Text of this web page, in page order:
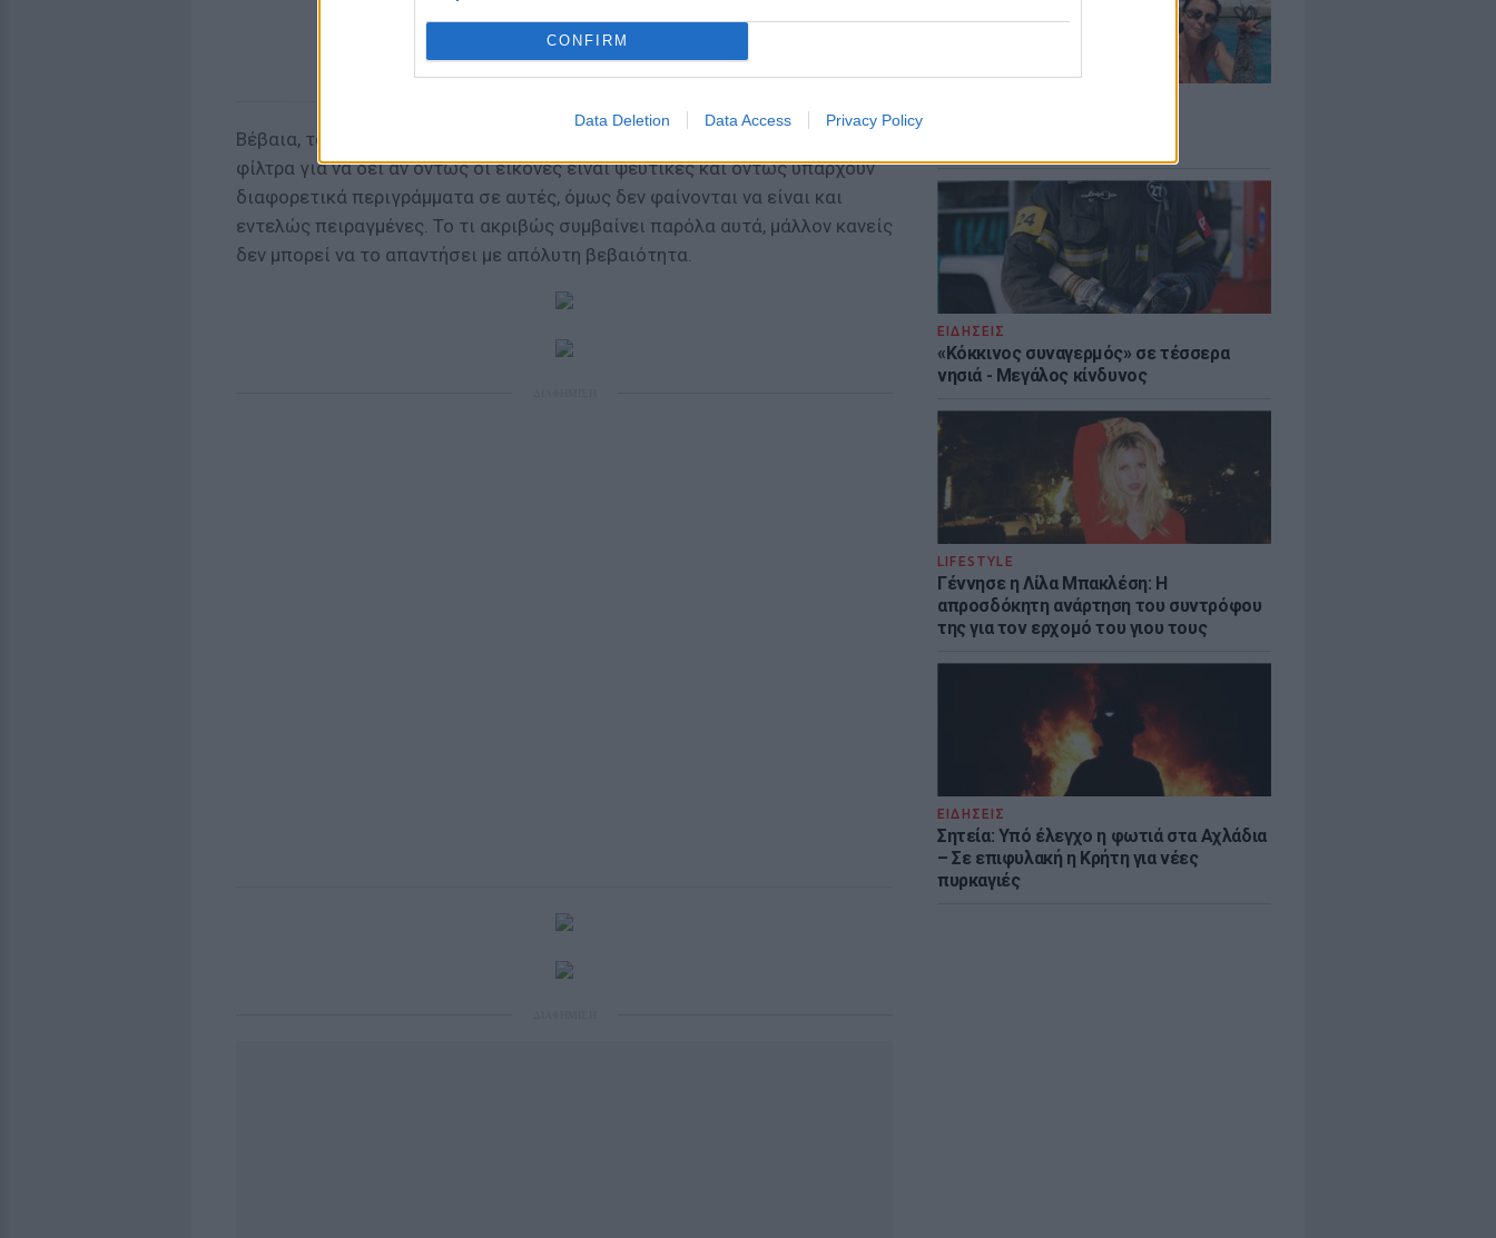
CONFIRM
Data Deletion Data Access Privacy Policy
ΕΙΔΗΣΕΙΣ
«Κόκκινος συναγερμός» σε τέσσερα
νησιά - Μεγάλος κίνδυνος
LIFESTYLE
Γέννησε η Λίλα Μπακλέση: Η
απροσδόκητη ανάρτηση του συντρόφου
της για τον ερχομό του γιου τους
ΕΙΔΗΣΕΙΣ
Σητεία: Υπό έλεγχο η φωτιά στα Αχλάδια
– Σε επιφυλακή η Κρήτη για νέες
πυρκαγιές
Βέβαια, το BuzzFeed Mexico αποφάσισε να χρησιμοποιήσει ορισμένα
φίλτρα για να δει αν όντως οι εικόνες είναι ψεύτικες και όντως υπάρχουν
διαφορετικά περιγράμματα σε αυτές, όμως δεν φαίνονται να είναι και
εντελώς πειραγμένες. Το τι ακριβώς συμβαίνει παρόλα αυτά, μάλλον κανείς
δεν μπορεί να το απαντήσει με απόλυτη βεβαιότητα.